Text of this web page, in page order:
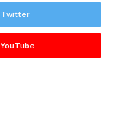
Twitter
YouTube